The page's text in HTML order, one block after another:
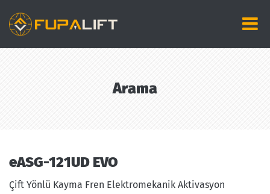
Arama
eASG-121UD EVO
Çift Yönlü Kayma Fren Elektromekanik Aktivasyon